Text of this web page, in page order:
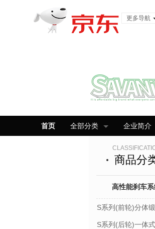
更多导航
首页 全部分类 企业简介
商品分
高性能刹车
S系列(前轮)分体
卡钳套件
S系列(后轮)一体